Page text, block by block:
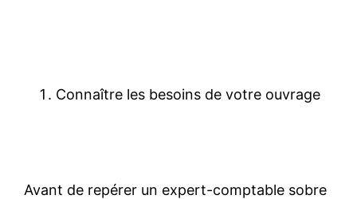
Connaître les besoins de votre ouvrage
Avant de repérer un expert-comptable sobre